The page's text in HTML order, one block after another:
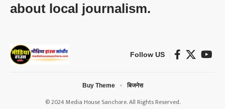
about local journalism.
Follow US
© 2024 Media House Sanchore. All Rights Reserved.
Buy Theme बिजनेस